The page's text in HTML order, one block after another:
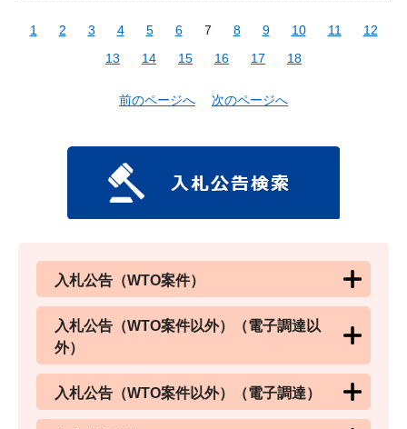
1 2 3 4 5 6 7 8 9 10 11
12
13
14 15 16 17 18
前のページへ 次のページへ
入札公告（WTO案件）
入札公告（WTO案件以外）（電子調達以
外）
入札公告（WTO案件以外）（電子調達）